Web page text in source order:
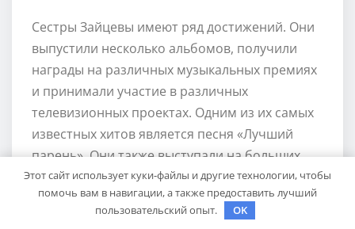
Сестры Зайцевы имеют ряд достижений. Они
выпустили несколько альбомов, получили
награды на различных музыкальных премиях
и принимали участие в различных
телевизионных проектах. Одним из их самых
известных хитов является песня «Лучший
парень». Они также выступали на больших
концертных площадках и гастролировали по
разным странам.
Этот сайт использует куки-файлы и другие технологии, чтобы
помочь вам в навигации, а также предоставить лучший
пользовательский опыт.
OK